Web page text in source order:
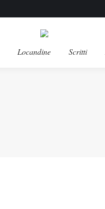
Locandine Scritti